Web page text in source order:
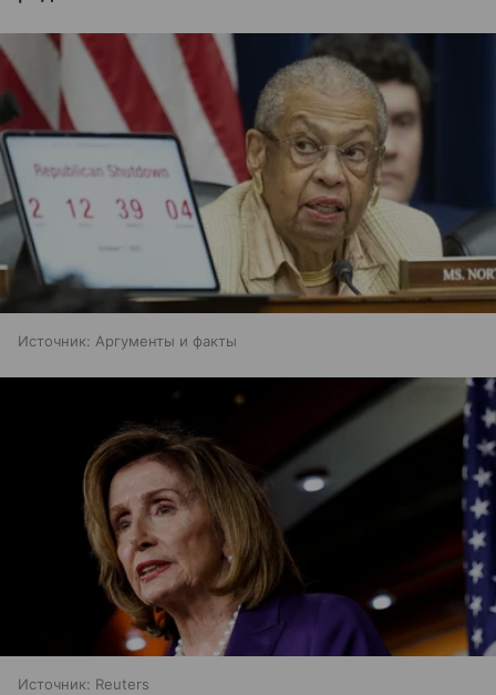
Источник: Аргументы и факты
Источник: Reuters